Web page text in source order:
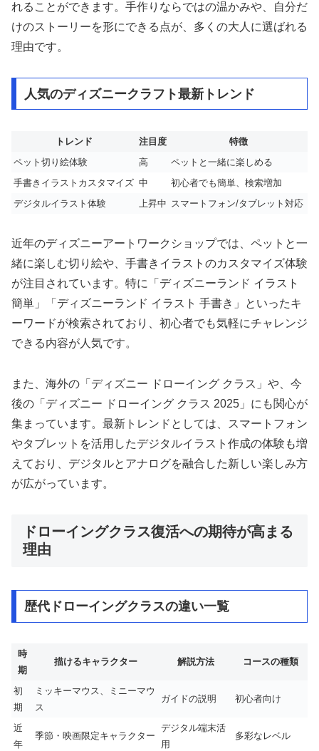
れることができます。手作りならではの温かみや、自分だ
けのストーリーを形にできる点が、多くの大人に選ばれる
理由です。
人気のディズニークラフト最新トレンド
トレンド 注目度
特徴
ペット切り絵体験
高
ペットと一緒に楽しめる
手書きイラストカスタマイズ 中
初心者でも簡単、検索増加
デジタルイラスト体験
上昇中 スマートフォン/タブレット対応
近年のディズニーアートワークショップでは、ペットと一
緒に楽しむ切り絵や、手書きイラストのカスタマイズ体験
が注目されています。特に「ディズニーランド イラスト
簡単」「ディズニーランド イラスト 手書き」といったキ
ーワードが検索されており、初心者でも気軽にチャレンジ
できる内容が人気です。
また、海外の「ディズニー ドローイング クラス」や、今
後の「ディズニー ドローイング クラス 2025」にも関心が
集まっています。最新トレンドとしては、スマートフォン
やタブレットを活用したデジタルイラスト作成の体験も増
えており、デジタルとアナログを融合した新しい楽しみ方
が広がっています。
ドローイングクラス復活への期待が高まる
理由
歴代ドローイングクラスの違い一覧
時
期
描けるキャラクター 解説方法 コースの種類
初
期
ミッキーマウス、ミニーマウ
ス
ガイドの説明 初心者向け
近
年
季節・映画限定キャラクター
デジタル端末活
用
多彩なレベル